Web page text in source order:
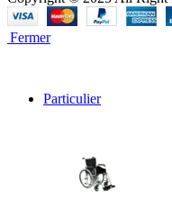
Fermer
Particulier